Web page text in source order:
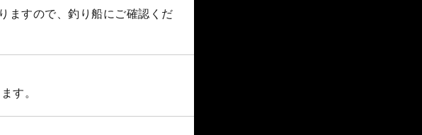
すので、釣り船にご確認くだ
す。